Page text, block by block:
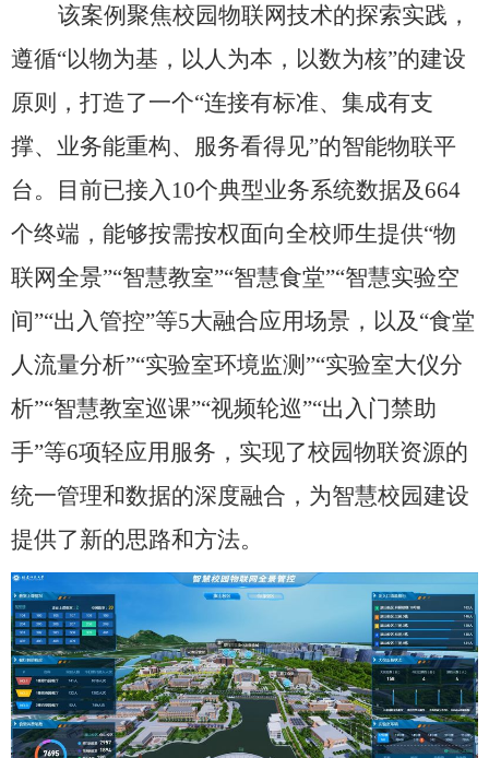
该案例聚焦校园物联网技术的探索实践，
遵循“以物为基，以人为本，以数为核”的建设
原则，打造了一个“连接有标准、集成有支
撑、业务能重构、服务看得见”的智能物联平
台。目前已接入 10个典型业务系统数据及664
个终端，能够按需按权面向全校师生提供“物
联网全景”“智慧教室”“智慧食堂”“智慧实验空
间”“出入管控”等5大融合应用场景，以及“食堂
人流量分析”“实验室环境监测”“实验室大仪分
析”“智慧教室巡课”“视频轮巡”“出入门禁助
手”等6项轻应用服务， 实现了校园物联资源的
统一管理和数据的深度融合， 为智慧校园建设
提供了新的思路和方法。